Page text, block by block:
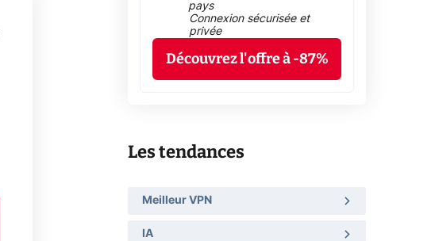
pays
Connexion sécurisée et
privée
Découvrez l'offre à -87%
Les tendances
Meilleur VPN
IA